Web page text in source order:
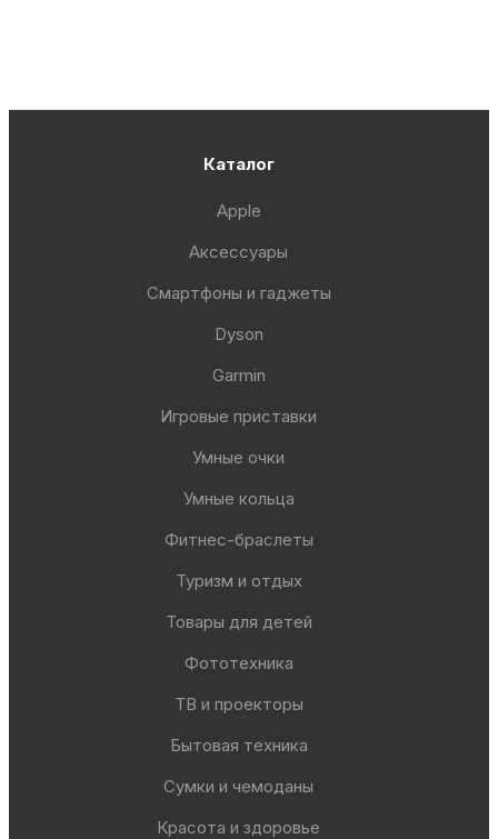
Каталог
Apple
Аксессуары
Смартфоны и гаджеты
Dyson
Garmin
Игровые приставки
Умные очки
Умные кольца
Фитнес-браслеты
Туризм и отдых
Товары для детей
Фототехника
ТВ и проекторы
Бытовая техника
Сумки и чемоданы
Красота и здоровье